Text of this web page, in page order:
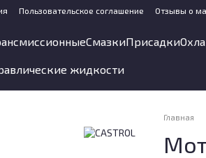
Пользовательское соглашение Отзывы о
СмазкиПрисадки
жидкости
Главная